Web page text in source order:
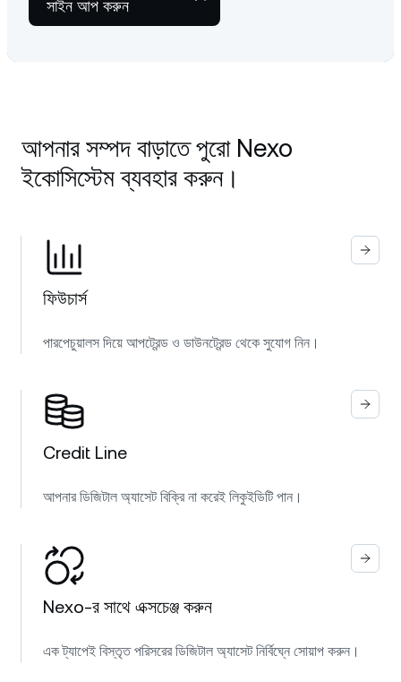
সাইন আপ করুন
আপনার সম্পদ বাড়াতে পুরো Nexo
ইকোসিস্টেম ব্যবহার করুন।
ফিউচার্স
পারপেচুয়ালস দিয়ে আপট্রেন্ড ও ডাউনট্রেন্ড থেকে সুযোগ নিন।
Credit Line
আপনার ডিজিটাল অ্যাসেট বিক্রি না করেই লিকুইডিটি পান।
Nexo-র সাথে এক্সচেঞ্জ করুন
এক ট্যাপেই বিস্তৃত পরিসরের ডিজিটাল অ্যাসেট নির্বিঘ্নে সোয়াপ করুন।